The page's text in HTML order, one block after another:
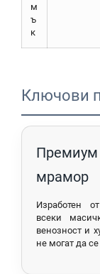
м
ъ
к
Ключови
мрамор
Изработен
всеки
венозност и
не могат да